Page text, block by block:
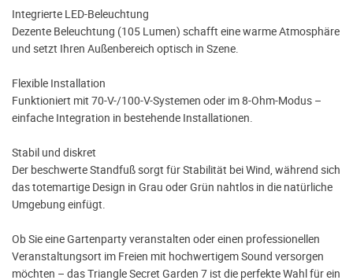
Integrierte LED-Beleuchtung
Dezente Beleuchtung (105 Lumen) schafft eine warme Atmosphäre
und setzt Ihren Außenbereich optisch in Szene.
Flexible Installation
Funktioniert mit 70-V-/100-V-Systemen oder im 8-Ohm-Modus –
einfache Integration in bestehende Installationen.
Stabil und diskret
Der beschwerte Standfuß sorgt für Stabilität bei Wind, während sich
das totemartige Design in Grau oder Grün nahtlos in die natürliche
Umgebung einfügt.
Ob Sie eine Gartenparty veranstalten oder einen professionellen
Veranstaltungsort im Freien mit hochwertigem Sound versorgen
möchten – das Triangle Secret Garden 7 ist die perfekte Wahl für ein